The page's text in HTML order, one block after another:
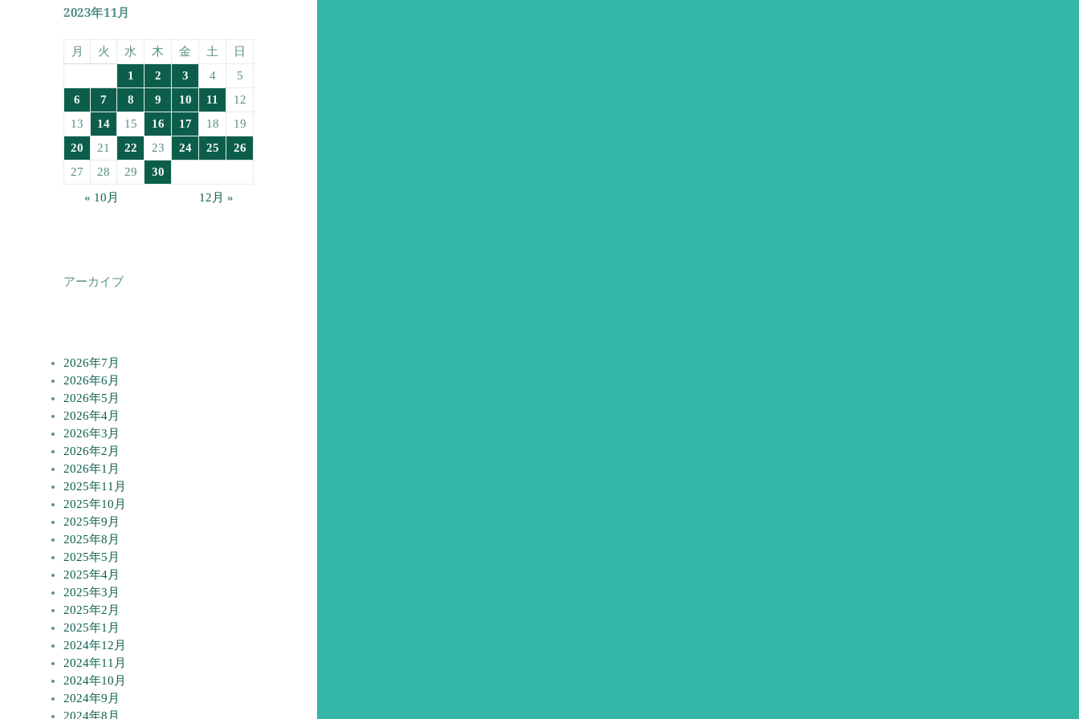
2023年11月
月 火 水 木 金 土
日
1
2 3 4
5
6
7 8 9 10 11
12
13
14 15 16 17 18
19
20
21 22 23 24 25
26
27
28 29
30
« 10月
12月 »
アーカイブ
2026年7月
2026年6月
2026年5月
2026年4月
2026年3月
2026年2月
2026年1月
2025年11月
2025年10月
2025年9月
2025年8月
2025年5月
2025年4月
2025年3月
2025年2月
2025年1月
2024年12月
2024年11月
2024年10月
2024年9月
2024年8月